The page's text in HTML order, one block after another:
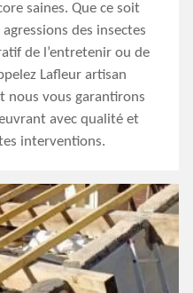
saines. Que ce soit
des insectes
de l’entretenir ou de
Lafleur artisan
nous vous garantirons
avec qualité et
interventions.